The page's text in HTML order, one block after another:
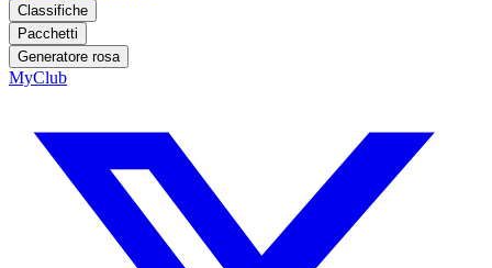
Classifiche
Pacchetti
Generatore rosa
MyClub